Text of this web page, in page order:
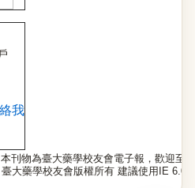
本刊物為臺大藥學校友會電子報，歡迎至
臺大藥學校友會版權所有 建議使用IE 6.0